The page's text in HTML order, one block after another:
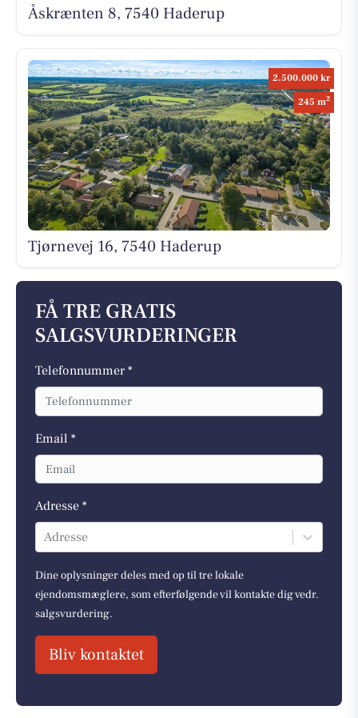
Åskrænten 8, 7540 Haderup
2.500.000 kr
245 m2
Tjørnevej 16, 7540 Haderup
FÅ TRE GRATIS
SALGSVURDERINGER
Telefonnummer *
Email *
Adresse *
Adresse
Dine oplysninger deles med op til tre lokale
ejendomsmæglere, som efterfølgende vil kontakte dig vedr.
salgsvurdering.
Bliv kontaktet